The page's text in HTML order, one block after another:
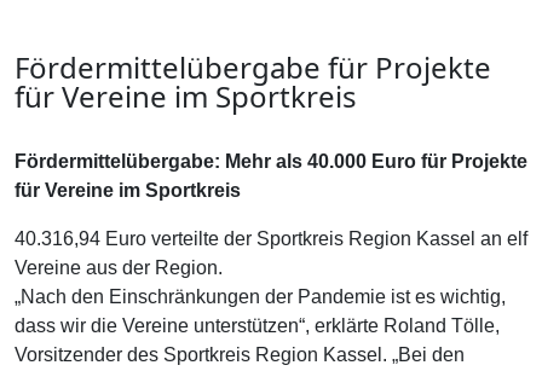
Fördermittelübergabe für Projekte
für Vereine im Sportkreis
Fördermittelübergabe: Mehr als 40.000 Euro für Projekte
für Vereine im Sportkreis
40.316,94 Euro verteilte der Sportkreis Region Kassel an elf
Vereine aus der Region.
„Nach den Einschränkungen der Pandemie ist es wichtig,
dass wir die Vereine unterstützen“, erklärte Roland Tölle,
Vorsitzender des Sportkreis Region Kassel. „Bei den